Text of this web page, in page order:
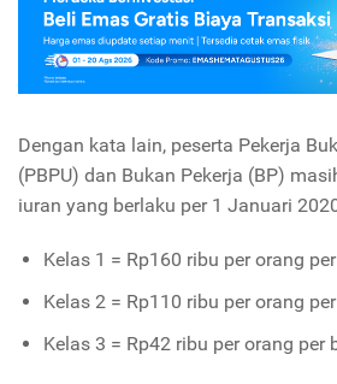
Dengan kata lain, peserta Pekerja
(PBPU) dan Bukan Pekerja (BP)
iuran yang berlaku per 1 Januari
Kelas 1 = Rp160 ribu per orang
Kelas 2 = Rp110 ribu per orang
Kelas 3 = Rp42 ribu per orang per